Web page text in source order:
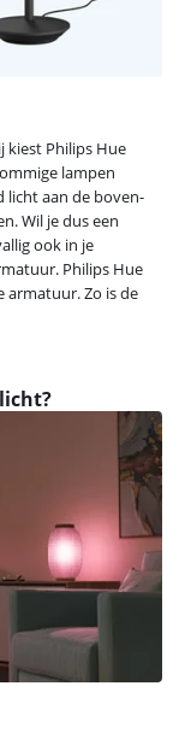
kiest Philips Hue
lampen
licht aan de boven-
Wil je dus een
ook in je
Philips Hue
armatuur. Zo is de